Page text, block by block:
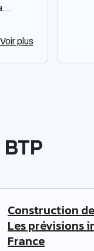
sous
Voir plus
Construction
Les prévisions
France